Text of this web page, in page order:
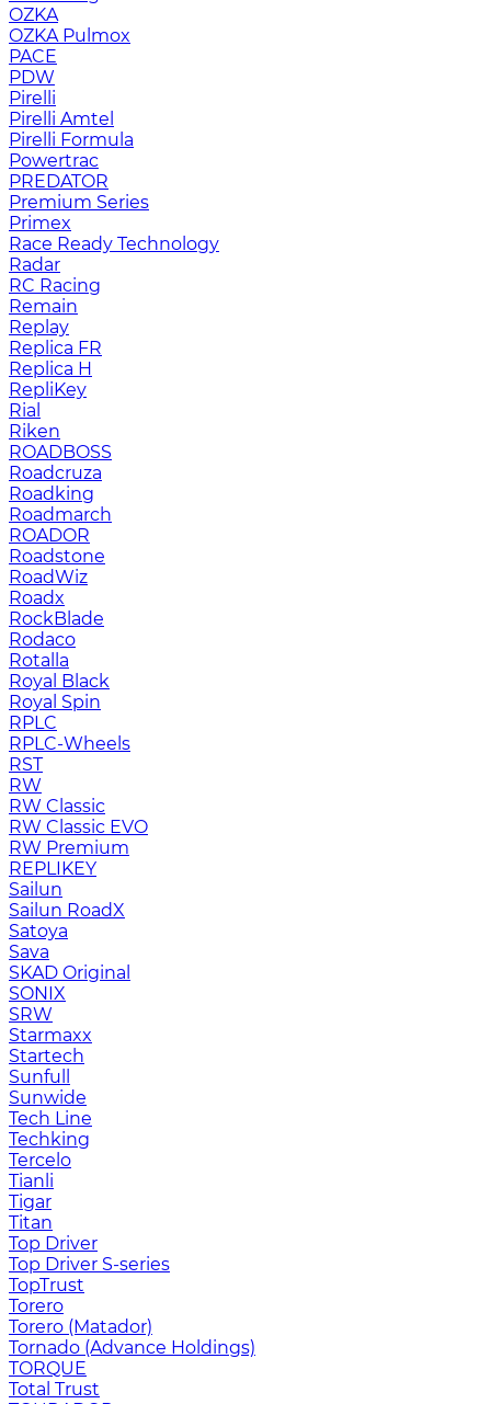
OZKA
OZKA Pulmox
PACE
PDW
Pirelli
Pirelli Amtel
Pirelli Formula
Powertrac
PREDATOR
Premium Series
Primex
Race Ready Technology
Radar
RC Racing
Remain
Replay
Replica FR
Replica H
RepliKey
Rial
Riken
ROADBOSS
Roadcruza
Roadking
Roadmarch
ROADOR
Roadstone
RoadWiz
Roadx
RockBlade
Rodaco
Rotalla
Royal Black
Royal Spin
RPLC
RPLC-Wheels
RST
RW
RW Classic
RW Classic EVO
RW Premium
RЕPLIKEY
Sailun
Sailun RoadX
Satoya
Sava
SKAD Original
SONIX
SRW
Starmaxx
Startech
Sunfull
Sunwide
Tech Line
Techking
Tercelo
Tianli
Tigar
Titan
Top Driver
Top Driver S-series
TopTrust
Torero
Torero (Matador)
Tornado (Advance Holdings)
TORQUE
Total Trust